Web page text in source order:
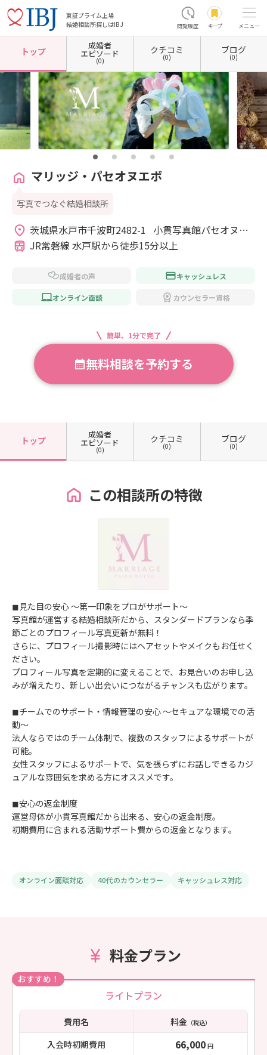
東証プライム上場
結婚相談所探しはIBJ
閲覧履歴 キープ メニュー
ホーム 茨城県の結婚相談所 茨城県水戸市 マリッジ・パセオヌエボ
トップ
成婚者
エピソード
(0)
クチコミ
(0)
ブログ
(0)
マリッジ・パセオヌエボ
写真でつなぐ結婚相談所
茨城県水戸市千波町2482-1   小貫写真館パセオヌエ
ボ(館内)
JR常磐線 水戸駅から徒歩15分以上
成婚者の声 キャッシュレス
オンライン面談 カウンセラー資格
簡単、1分で完了
無料相談を予約する
トップ
成婚者
エピソード
(0)
クチコミ
(0)
ブログ
(0)
この相談所の特徴
◼︎見た目の安心 〜第一印象をプロがサポート〜
写真館が運営する結婚相談所だから、スタンダードプランなら季
節ごとのプロフィール写真更新が無料！
さらに、プロフィール撮影時にはヘアセットやメイクもお任せく
ださい。
プロフィール写真を定期的に変えることで、お見合いのお申し込
みが増えたり、新しい出会いにつながるチャンスも広がります。
◼︎チームでのサポート・情報管理の安心 〜セキュアな環境での活
動〜
法人ならではのチーム体制で、複数のスタッフによるサポートが
可能。
女性スタッフによるサポートで、気を張らずにお話しできるカジ
ュアルな雰囲気を求める方にオススメです。
◼︎安心の返金制度
運営母体が小貫写真館だから出来る、安心の返金制度。
初期費用に含まれる活動サポート費からの返金となります。
オンライン面談対応 40代のカウンセラー キャッシュレス対応
料金プラン
おすすめ！
ライトプラン
費用名 料金（税込）
入会時初期費用 66,000 円